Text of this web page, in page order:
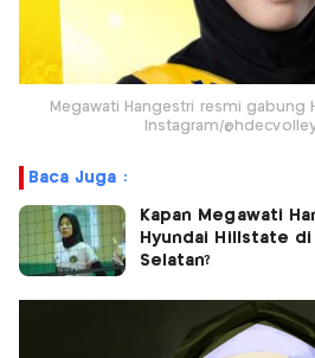
Megawati Hangestri resmi gabung
Instagram/
Baca Juga :
Kapan Megawati
Hyundai Hillstate di
Selatan?